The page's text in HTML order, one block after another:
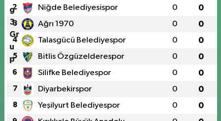
2 Niğde Belediyesispor 0 0
3 Ağrı 1970 0 0
4 Talasgücü Belediyespor 0 0
5 Bitlis Özgüzelderespor 0 0
6 Silifke Belediyespor 0 0
7 Diyarbekirspor 0 0
8 Yeşilyurt Belediyespor 0 0